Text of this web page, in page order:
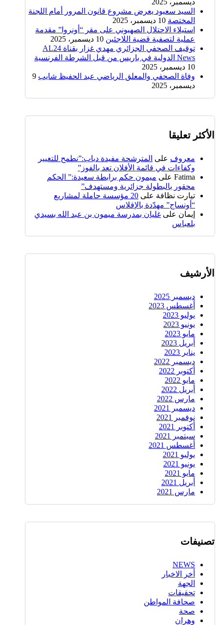
ديسمبر، 2025
السيد سعيود يعرض مشروع قانون المرور أمام اللجنة
المختصة 10 ديسمبر، 2025
استيلاء الاحتلال الصهيوني على مقر “أونروا” مقدمة
عملية لتصفية قضية اللاجئين 10 ديسمبر، 2025
توقيف الصحفي الجزائري مهدي غزار بقناة AL24
News الدولية في باريس من قبل الشرطة الفرنسية
10 ديسمبر، 2025
وفاة الصحفي والمعلق الرياضي عبد الحفيظ شايب 9
ديسمبر، 2025
الأكثر تعليقا
معروف على المترشحة مفيدة دياب:”نطمح للتغيير
وكفاءات في قائمة الأفلان تعد بالفوز”
Fatima على ميمون حكم برابطة سعيدة:” الحكم
محقور بالبطولة جزائرية ومستهدف”
تيارت نظافة على
20 مؤسسة حاملة لمشاريع
“أونساج” مهدّدة بالإفلاس
إيمان على غليان بمدرسة ميمون بن عبد الله بسيدي
بلعباس
الأرشيف
ديسمبر 2025
أغسطس 2023
يوليو 2023
يونيو 2023
مايو 2023
أبريل 2023
يناير 2023
ديسمبر 2022
أكتوبر 2022
مايو 2022
أبريل 2022
مارس 2022
ديسمبر 2021
نوفمبر 2021
أكتوبر 2021
سبتمبر 2021
أغسطس 2021
يوليو 2021
يونيو 2021
مايو 2021
أبريل 2021
مارس 2021
تصنيفات
NEWS
أخر الاخبار
الجهة
تحقيقات
صحافة المواطن
صحة
وهران